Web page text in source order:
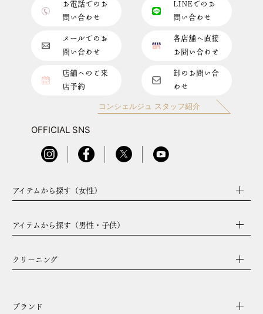
本規約と個別規定または追加規定が矛盾する場合は、個別規定
または追加規定が優先して適用されます。
3. 当社は、必要に応じて本規約を変更することがあります。こ
の場合当社は、変更後の規約を当社が適当と判断する方法で告
知します。変更後にご利用者が本サイトをご利用された際は、
ご利用者は当該変更にご同意され承諾されたものとみなされま
第3条 本サービスの利用
1. 営業目的の事業者、転売・転貸目的のお客様はご利用できま
せん。
3. ご利用者は、本サイトを通じて発信する情報について一切の
与えてはなりません。
4. 本サイトのご利用に関連して、ご利用者が本サイトまたは他
を生じた場合、当該ご利用者は自己の費用と責任でかかる問
題・損害・紛争を解決するものとし、当社に対して何等の迷惑
第4条 著作権等
タル形式にてダウンロードされたもの、編集されたデータ、ソ
お電話でのお
問い合わせ
LINEでのお
問い合わせ
メールでのお
問い合わせ
各店舗へ直接
お問い合わせ
店舗へのご来
店予約
卸のお問い合
わせ
コンシェルジュ スタッフ紹介
OFFICIAL SNS
アイテムから探す（女性）
アイテムから探す（男性・子供）
クリーニング
ブランド